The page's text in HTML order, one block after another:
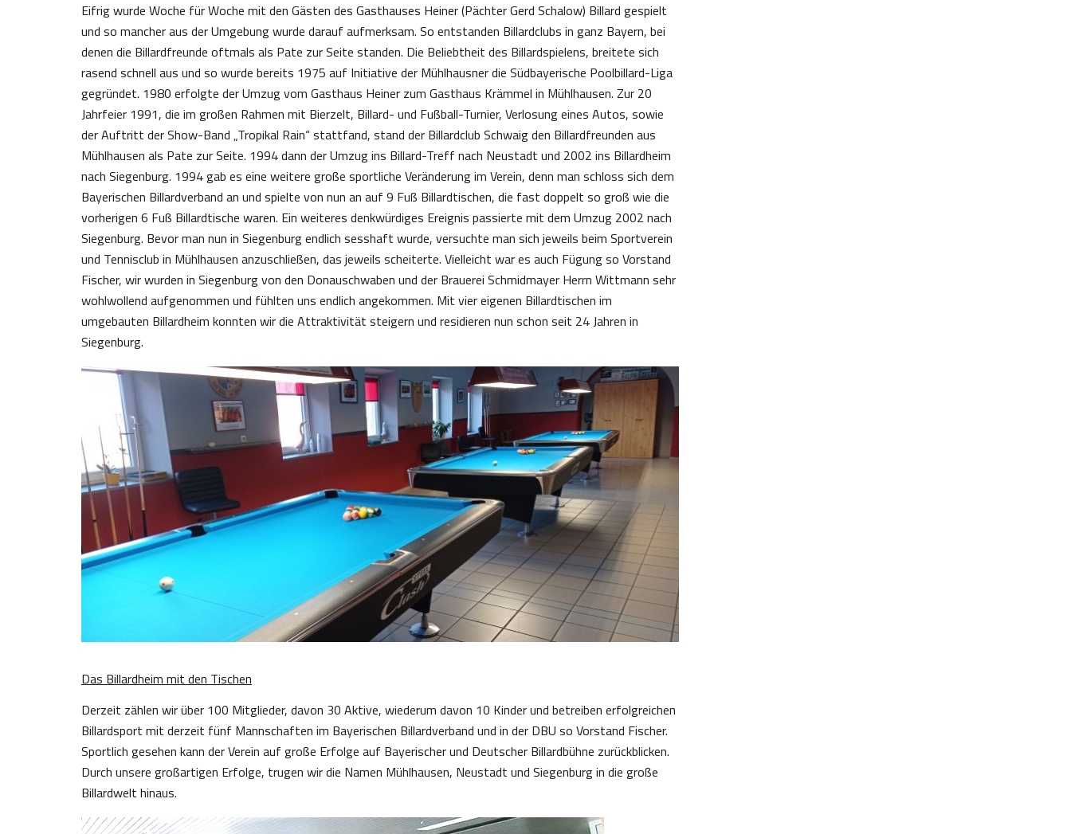
Eifrig wurde Woche für Woche mit den Gästen des Gasthauses Heiner (Pächter Gerd Schalow) Billard gespielt
und so mancher aus der Umgebung wurde darauf aufmerksam. So entstanden Billardclubs in ganz Bayern, bei
denen die Billardfreunde oftmals als Pate zur Seite standen. Die Beliebtheit des Billardspielens, breitete sich
rasend schnell aus und so wurde bereits 1975 auf Initiative der Mühlhausner die Südbayerische Poolbillard-Liga
gegründet. 1980 erfolgte der Umzug vom Gasthaus Heiner zum Gasthaus Krämmel in Mühlhausen. Zur 20
Jahrfeier 1991, die im großen Rahmen mit Bierzelt, Billard- und Fußball-Turnier, Verlosung eines Autos, sowie
der Auftritt der Show-Band „Tropikal Rain“ stattfand, stand der Billardclub Schwaig den Billardfreunden aus
Mühlhausen als Pate zur Seite. 1994 dann der Umzug ins Billard-Treff nach Neustadt und 2002 ins Billardheim
nach Siegenburg. 1994 gab es eine weitere große sportliche Veränderung im Verein, denn man schloss sich dem
Bayerischen Billardverband an und spielte von nun an auf 9 Fuß Billardtischen, die fast doppelt so groß wie die
vorherigen 6 Fuß Billardtische waren. Ein weiteres denkwürdiges Ereignis passierte mit dem Umzug 2002 nach
Siegenburg. Bevor man nun in Siegenburg endlich sesshaft wurde, versuchte man sich jeweils beim Sportverein
und Tennisclub in Mühlhausen anzuschließen, das jeweils scheiterte. Vielleicht war es auch Fügung so Vorstand
Fischer, wir wurden in Siegenburg von den Donauschwaben und der Brauerei Schmidmayer Herrn Wittmann sehr
wohlwollend aufgenommen und fühlten uns endlich angekommen. Mit vier eigenen Billardtischen im
umgebauten Billardheim konnten wir die Attraktivität steigern und residieren nun schon seit 24 Jahren in
Siegenburg.
Das Billardheim mit den Tischen
Derzeit zählen wir über 100 Mitglieder, davon 30 Aktive, wiederum davon 10 Kinder und betreiben erfolgreichen
Billardsport mit derzeit fünf Mannschaften im Bayerischen Billardverband und in der DBU so Vorstand Fischer.
Sportlich gesehen kann der Verein auf große Erfolge auf Bayerischer und Deutscher Billardbühne zurückblicken.
Durch unsere großartigen Erfolge, trugen wir die Namen Mühlhausen, Neustadt und Siegenburg in die große
Billardwelt hinaus.